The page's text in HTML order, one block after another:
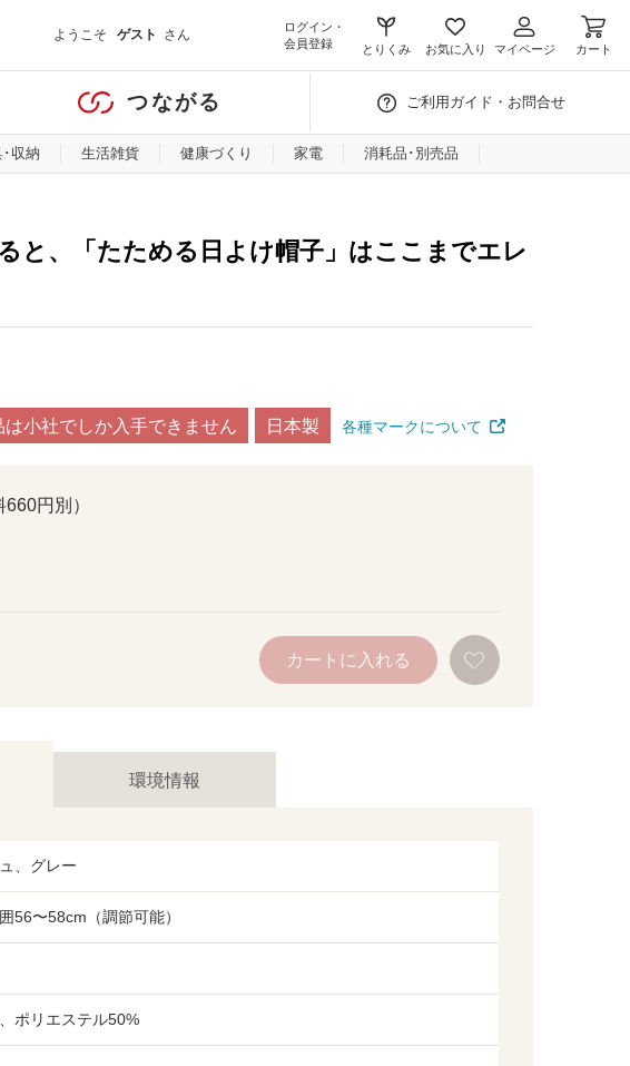
ようこそ ゲスト さん
ログイン・
会員登録
とりくみ お気に入り マイページ カート
つながる ご利用ガイド・お問合せ
収納 生活雑貨 健康づくり 家電 消耗品･別売品
と、「たためる日よけ帽子」はここまでエレ
は小社でしか入手できません 日本製 各種マークについて
円別）
カートに入れる
環境情報
、グレー
56〜58cm（調節可能）
ポリエステル50%